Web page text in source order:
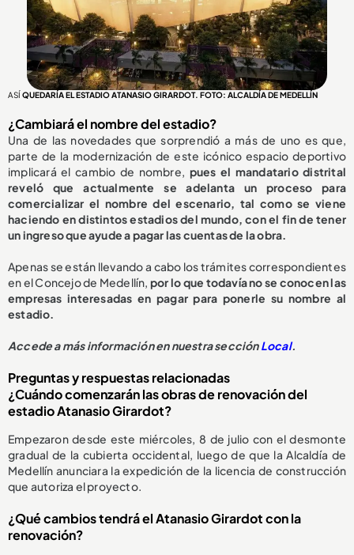
ASÍ QUEDARÍA EL ESTADIO ATANASIO GIRARDOT. FOTO: ALCALDÍA DE MEDELLÍN
¿Cambiará el nombre del estadio?
Una de las novedades que sorprendió a más de uno es que,
parte de la modernización de este icónico espacio deportivo
implicará el cambio de nombre, pues el mandatario distrital
reveló que actualmente se adelanta un proceso para
comercializar el nombre del escenario, tal como se viene
haciendo en distintos estadios del mundo, con el fin de tener
un ingreso que ayude a pagar las cuentas de la obra.
Apenas se están llevando a cabo los trámites correspondientes
en el Concejo de Medellín, por lo que todavía no se conocen las
empresas interesadas en pagar para ponerle su nombre al
estadio.
Accede a más información en nuestra secciónLocal.
Preguntas y respuestas relacionadas
¿Cuándo comenzarán las obras de renovación del
estadio Atanasio Girardot?
Empezaron desde este miércoles, 8 de julio con el desmonte
gradual de la cubierta occidental, luego de que la Alcaldía de
Medellín anunciara la expedición de la licencia de construcción
que autoriza el proyecto.
¿Qué cambios tendrá el Atanasio Girardot con la
renovación?